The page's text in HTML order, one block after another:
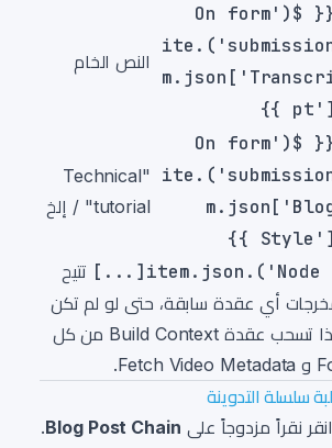
{{ $('On form
submission').ite
pt'] }}
النص الخام
{{ $('On form
submission').ite
Style'] }}
"Technical
tutorial" / إلخ
تتيح
أي عقدة سابقة، حتى لو لم تكن
الأب المباشر. هكذا تسحب عقدة Build Context من كل
نقراً مزدوجاً على Blog Post Chain
.